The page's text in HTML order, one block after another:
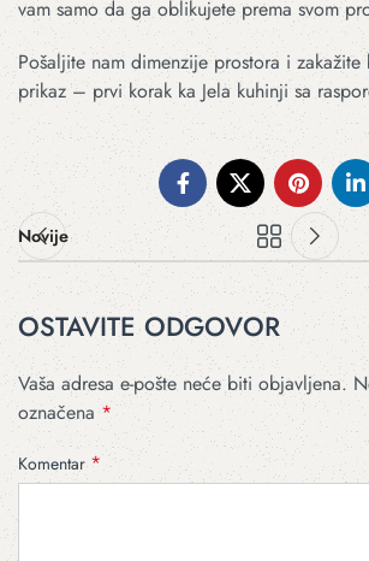
vam samo da ga oblikujete prema svom
Pošaljite nam dimenzije prostora i zakažite
prikaz – prvi korak ka Jela kuhinji sa
Novije
OSTAVITE ODGOVOR
Vaša adresa e-pošte neće biti objavljena.
označena*
Komentar*